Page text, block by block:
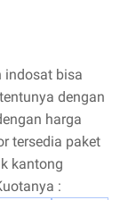
indosat bisa
dengan
harga
tersedia paket
kantong
: